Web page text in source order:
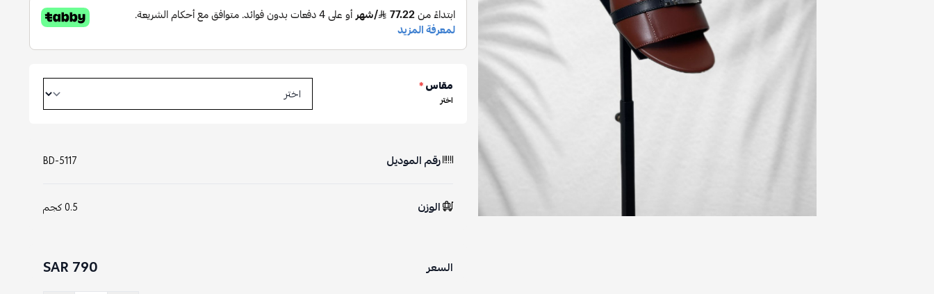
مقاس*
اختر
رقم الموديل BD-5117
الوزن 0.5 كجم
السعر 790 SAR